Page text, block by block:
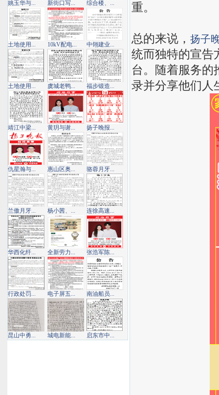
重。
总的来说， 扬子
统而独特的宣告
台。随着服务的
录并分享他们人
姚玉华与... 新街口写... 综合楼、...
土地使用... 10kV配电... 中翎建业...
土地使用... 虞城老鸭... 福步锻造...
靖江中梁... 黄玥与谢... 扬子晚报...
仇星瀚与... 惠山区奥... 骆蓉月牙...
兰傲月牙... 杨小茜、... 连徐高速...
华西化纤... 全新劳力... 张浩军陈...
行政处罚... 电子屏五... 南油船员...
昆山中勇... 城电新能... 启东市中...